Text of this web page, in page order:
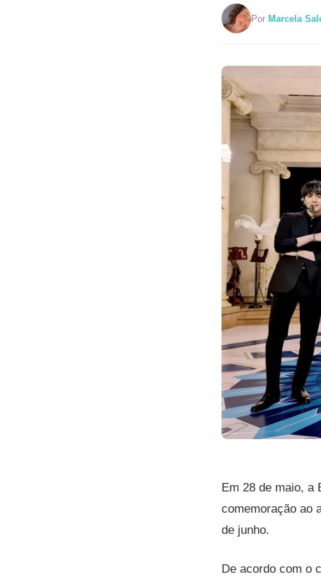
PorMarcela
Em 28 de maio, a
comemoração ao
de junho.
De acordo com o